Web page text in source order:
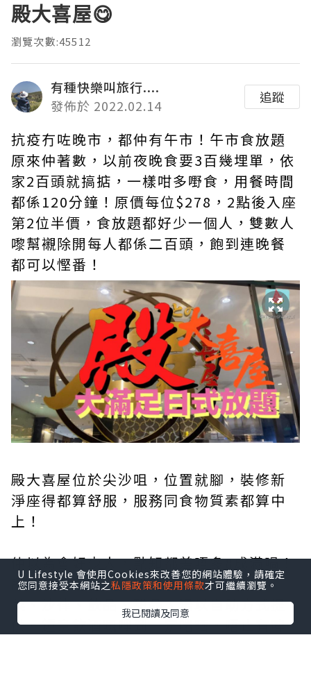
殿大喜屋😋
瀏覽次數:45512
有種快樂叫旅行....
發佈於 2022.02.14
追蹤
抗疫冇咗晚市，都仲有午市！午市食放題
原來仲著數，以前夜晚食要3百幾埋單，依
家2百頭就搞掂，一樣咁多嘢食，用餐時間
都係120分鐘！原價每位$278，2點後入座
第2位半價，食放題都好少一個人，雙數人
嚟幫襯除開每人都係二百頭，飽到連晚餐
都可以慳番！
殿大喜屋位於尖沙咀，位置就腳，裝修新
淨座得都算舒服，服務同食物質素都算中
上！
仲以為會好少人，點知都差唔多8成滿喎！
所以食物唔會少咗，仍然供應充足！前
菜、沙律、飲品、甜品、湯以自助方式提
供。鍾意飲酒嘅哩到一定啱晒，唔止有啤
U Lifestyle 會使用Cookies來改善您的網站體驗，請確定
您同意接受本網站之私隱政策和使用條款才可繼續瀏覽。
我已閱讀及同意